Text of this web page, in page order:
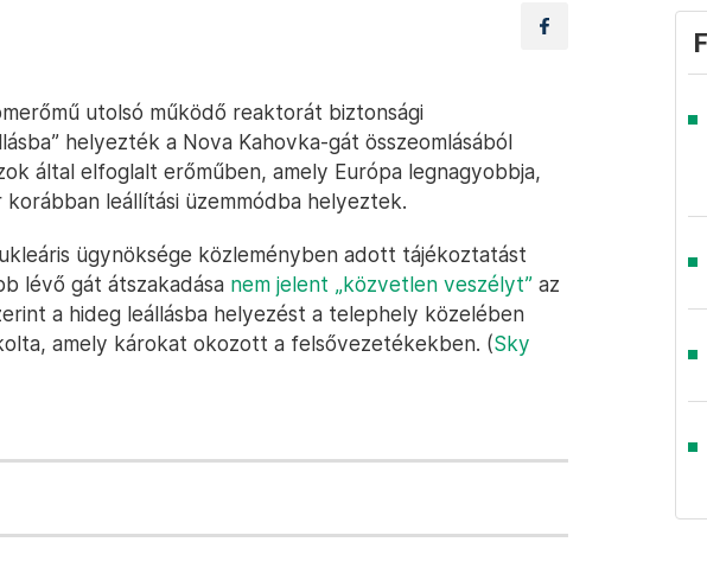
utolsó működő reaktorát biztonsági
helyezték a Nova Kahovka-gát összeomlásából
által elfoglalt erőműben, amely Európa legnagyobbja,
leállítási üzemmódba helyeztek.
ügynöksége közleményben adott tájékoztatást
lévő gát átszakadása nem jelent „közvetlen veszélyt” az
a hideg leállásba helyezést a telephely közelében
amely károkat okozott a felsővezetékekben. (Sky